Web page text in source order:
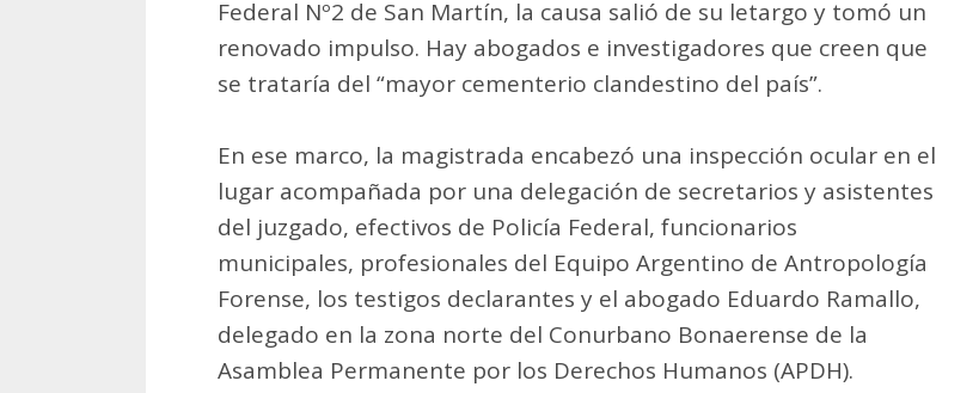
Federal Nº2 de San Martín, la causa salió de su letargo y tomó un
renovado impulso. Hay abogados e investigadores que creen que
se trataría del “mayor cementerio clandestino del país”.
En ese marco, la magistrada encabezó una inspección ocular en el
lugar acompañada por una delegación de secretarios y asistentes
del juzgado, efectivos de Policía Federal, funcionarios
municipales, profesionales del Equipo Argentino de Antropología
Forense, los testigos declarantes y el abogado Eduardo Ramallo,
delegado en la zona norte del Conurbano Bonaerense de la
Asamblea Permanente por los Derechos Humanos (APDH).